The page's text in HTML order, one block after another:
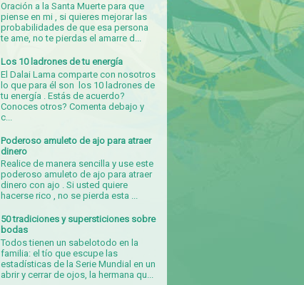
Oración a la Santa Muerte para que
piense en mi , si quieres mejorar las
probabilidades de que esa persona
te ame, no te pierdas el amarre d...
Los 10 ladrones de tu energía
El Dalai Lama comparte con nosotros
lo que para él son los 10 ladrones de
tu energía . Estás de acuerdo?
Conoces otros? Comenta debajo y
c...
Poderoso amuleto de ajo para atraer
dinero
Realice de manera sencilla y use este
poderoso amuleto de ajo para atraer
dinero con ajo . Si usted quiere
hacerse rico , no se pierda esta ...
50 tradiciones y supersticiones sobre
bodas
Todos tienen un sabelotodo en la
familia: el tío que escupe las
estadísticas de la Serie Mundial en un
abrir y cerrar de ojos, la hermana qu...